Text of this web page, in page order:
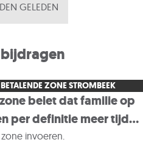
GELEDEN
ZONE STROMBEEK
belet dat familie op
per definitie meer tijd
doen).
invoeren.